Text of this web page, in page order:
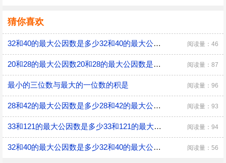
猜你喜欢
32和40的最大公因数是多少32和40的最大公因数是几 阅读量：46
20和28的最大公因数20和28的最大公因数是什么 阅读量：87
最小的三位数与最大的一位数的积是 阅读量：96
28和42的最大公因数是多少28和42的最大公因数是几 阅读量：93
33和121的最大公因数是多少33和121的最大公因数是几 阅读量：94
32和40的最大公因数是多少32和40的最大公因数是几 阅读量：56